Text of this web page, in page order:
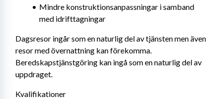
Mindre konstruktionsanpassningar i samband
med idrifttagningar
Dagsresor ingår som en naturlig del av tjänsten men även
resor med övernattning kan förekomma.
Beredskapstjänstgöring kan ingå som en naturlig del av
uppdraget.
Kvalifikationer